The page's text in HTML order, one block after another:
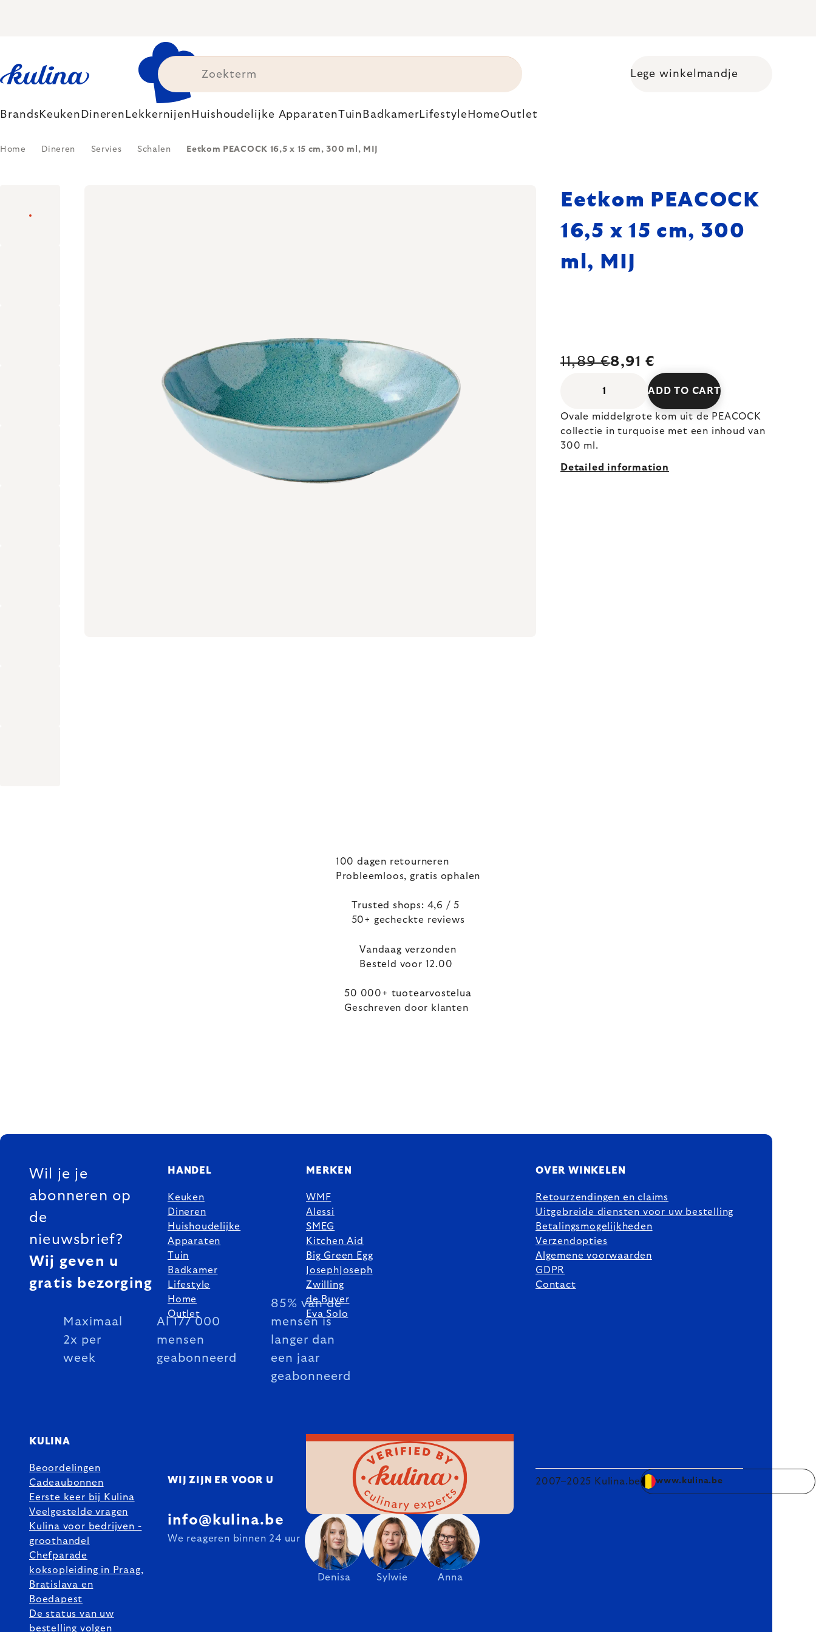
Shopping cart
Lege winkelmandje
Brands Keuken Dineren Lekkernijen Huishoudelijke ApparatenTuin BadkamerLifestyle HomeOutlet
Home Dineren Servies Schalen Eetkom PEACOCK 16,5 x 15 cm, 300 ml, MIJ
Eetkom PEACOCK
16,5 x 15 cm, 300
ml, MIJ
11,89 €8,91 €
ADD TO CART
Ovale middelgrote kom uit de PEACOCK
collectie in turquoise met een inhoud van
300 ml.
Detailed information
100 dagen retourneren
Probleemloos, gratis ophalen
Trusted shops: 4,6 / 5
50+ gecheckte reviews
Vandaag verzonden
Besteld voor 12.00
50 000+ tuotearvostelua
Geschreven door klanten
FOOTER
Wil je je
abonneren op
de
nieuwsbrief?
Wij geven u
gratis bezorging
Maximaal
2x per
week
Al 177 000
mensen
geabonneerd
85% van de
mensen is
langer dan
een jaar
geabonneerd
HANDEL
Keuken
Dineren
Huishoudelijke
Apparaten
Tuin
Badkamer
Lifestyle
Home
Outlet
MERKEN
WMF
Alessi
SMEG
Kitchen Aid
Big Green Egg
JosephJoseph
Zwilling
de Buyer
Eva Solo
OVER WINKELEN
Retourzendingen en claims
Uitgebreide diensten voor uw bestelling
Betalingsmogelijkheden
Verzendopties
Algemene voorwaarden
GDPR
Contact
KULINA
Beoordelingen
Cadeaubonnen
Eerste keer bij Kulina
Veelgestelde vragen
Kulina voor bedrijven -
groothandel
Chefparade
koksopleiding in Praag,
Bratislava en
Boedapest
De status van uw
bestelling volgen
WIJ ZIJN ER VOOR U
Denisa Sylwie Anna
info@kulina.be
We reageren binnen 24 uur
2007–2025 Kulina.be www.kulina.be